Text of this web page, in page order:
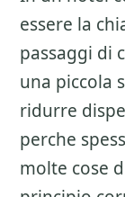
essere la
passaggi di
una piccola
ridurre
perche
molte cose